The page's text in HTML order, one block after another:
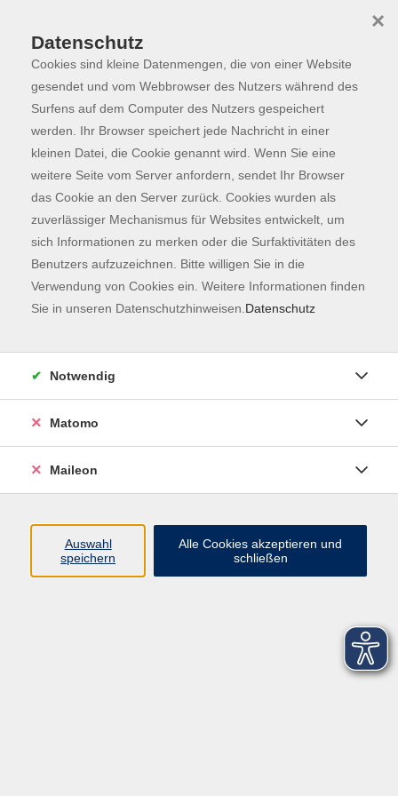
Skip to main content
Programm
Der Kurs konnte nicht gefunden werden.
Kontaktformular
Impressum
AGB
Datenschutzerklärung
Datenschutz
Cookies sind kleine Datenmengen, die von einer Website
gesendet und vom Webbrowser des Nutzers während des
Surfens auf dem Computer des Nutzers gespeichert
werden. Ihr Browser speichert jede Nachricht in einer
kleinen Datei, die Cookie genannt wird. Wenn Sie eine
weitere Seite vom Server anfordern, sendet Ihr Browser
das Cookie an den Server zurück. Cookies wurden als
zuverlässiger Mechanismus für Websites entwickelt, um
sich Informationen zu merken oder die Surfaktivitäten des
Benutzers aufzuzeichnen. Bitte willigen Sie in die
Verwendung von Cookies ein. Weitere Informationen finden
Sie in unseren Datenschutzhinweisen. Datenschutz
×
Notwendig
Matomo
Maileon
Auswahl
speichern
Alle Cookies akzeptieren und
schließen